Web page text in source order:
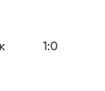
1:0